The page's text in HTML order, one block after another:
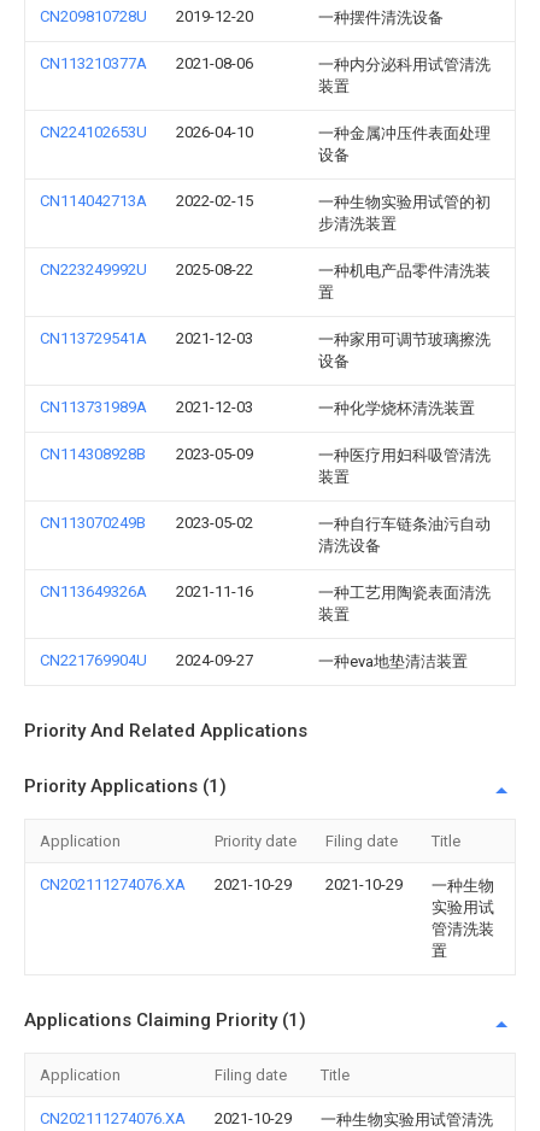
CN209810728U 2019-12-20 一种摆件清洗设备
CN113210377A 2021-08-06
一种内分泌科用试管清洗
装置
CN224102653U 2026-04-10
一种金属冲压件表面处理
设备
CN114042713A 2022-02-15
一种生物实验用试管的初
步清洗装置
CN223249992U 2025-08-22
一种机电产品零件清洗装
置
CN113729541A 2021-12-03
一种家用可调节玻璃擦洗
设备
CN113731989A 2021-12-03 一种化学烧杯清洗装置
CN114308928B 2023-05-09
一种医疗用妇科吸管清洗
装置
CN113070249B 2023-05-02
一种自行车链条油污自动
清洗设备
CN113649326A 2021-11-16
一种工艺用陶瓷表面清洗
装置
CN221769904U 2024-09-27 一种eva地垫清洁装置
Priority And Related Applications
Priority Applications (1)
Application Priority date Filing date Title
CN202111274076.XA 2021-10-29 2021-10-29
一种生物
实验用试
管清洗装
置
Applications Claiming Priority (1)
Application Filing date Title
CN202111274076.XA 2021-10-29
一种生物实验用试管清洗